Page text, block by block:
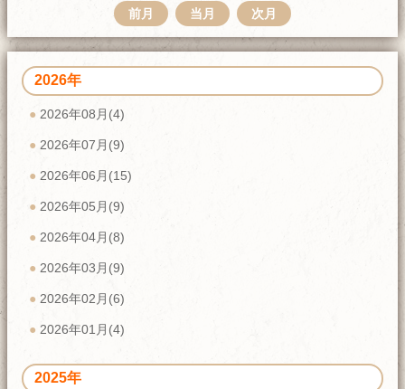
前月 当月 次月
2026年
2026年08月(4)
2026年07月(9)
2026年06月(15)
2026年05月(9)
2026年04月(8)
2026年03月(9)
2026年02月(6)
2026年01月(4)
2025年